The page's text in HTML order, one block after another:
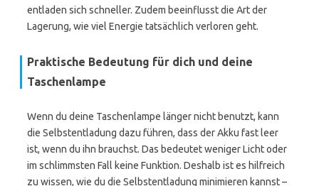
entladen sich schneller. Zudem beeinflusst die Art der
Lagerung, wie viel Energie tatsächlich verloren geht.
Praktische Bedeutung für dich und deine
Taschenlampe
Wenn du deine Taschenlampe länger nicht benutzt, kann
die Selbstentladung dazu führen, dass der Akku fast leer
ist, wenn du ihn brauchst. Das bedeutet weniger Licht oder
im schlimmsten Fall keine Funktion. Deshalb ist es hilfreich
zu wissen, wie du die Selbstentladung minimieren kannst –